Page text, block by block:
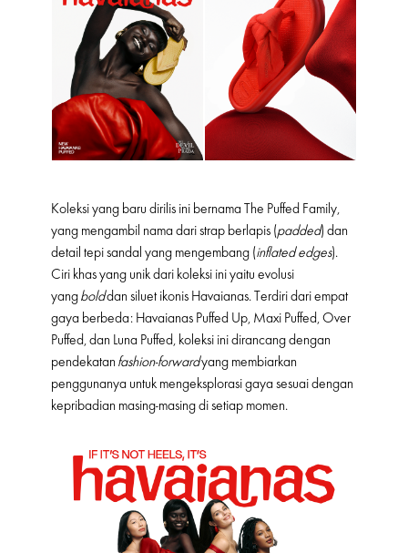
Koleksi yang baru dirilis ini bernama The Puffed Family,
yang mengambil nama dari strap berlapis (padded) dan
detail tepi sandal yang mengembang (inflated edges).
Ciri khas yang unik dari koleksi ini yaitu evolusi
yangbolddan siluet ikonis Havaianas. Terdiri dari empat
gaya berbeda: Havaianas Puffed Up, Maxi Puffed, Over
Puffed, dan Luna Puffed, koleksi ini dirancang dengan
pendekatan fashion-forwardyang membiarkan
penggunanya untuk mengeksplorasi gaya sesuai dengan
kepribadian masing-masing di setiap momen.